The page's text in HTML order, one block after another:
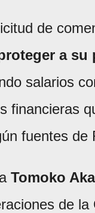
de
a su
salarios
financieras
fuentes de
Tomoko
de la